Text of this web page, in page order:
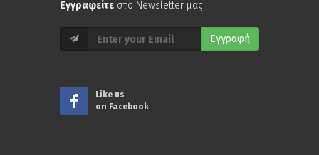
Εγγραφείτε στο Newsletter μας:
Εγγραφή
Like us
on Facebook